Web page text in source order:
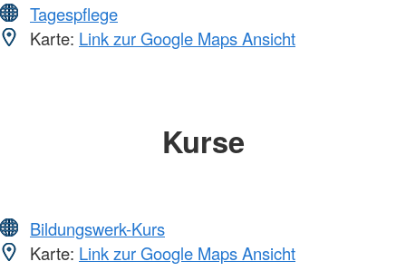
Tagespflege
Karte: Link zur Google Maps Ansicht
Kurse
Bildungswerk-Kurs
Karte: Link zur Google Maps Ansicht